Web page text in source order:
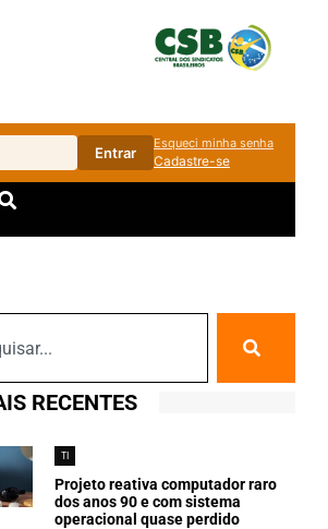
Entrar
Esqueci minha senha
Cadastre-se
RECENTES
TI
Projeto reativa computador raro
dos anos 90 e com sistema
operacional quase perdido